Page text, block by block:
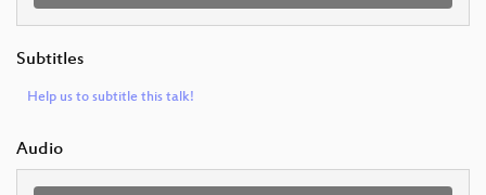
Subtitles
Help us to subtitle this talk!
Audio